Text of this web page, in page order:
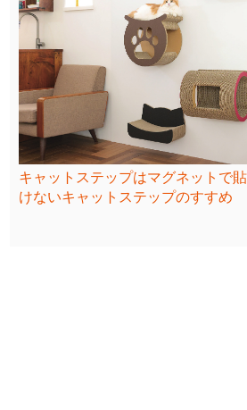
キャットステップはマグネットで
けないキャットステップのすすめ